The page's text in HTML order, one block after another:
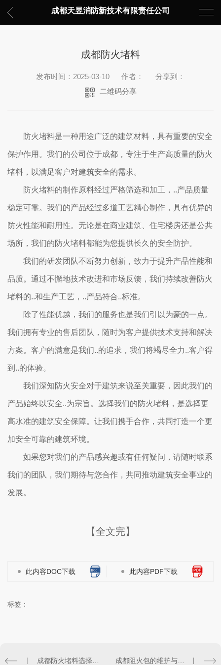
成都天昱消防新技术有限责任公司
成都防火堵料
发布时间：2025-03-10 作者：
分享到：
二维码分享
防火堵料是一种用途广泛的建筑材料，具有重要的安全
保护作用。我们的公司位于成都，专注于生产高质量的防火
堵料，以满足客户对建筑安全的需求。
防火堵料的制作原料经过严格筛选和加工，..产品质量
稳定可靠。我们的产品经过多道工艺精心制作，具有优异的
防火性能和耐用性。无论是在商业建筑、住宅楼房还是公共
场所，我们的防火堵料都能为您提供长久的安全防护。
我们的研发团队不断努力创新，致力于提升产品性能和
品质。通过不懈地技术改进和市场反馈，我们持续改善防火
堵料的..和生产工艺，..产品符合..标准。
除了性能优越，我们的服务也是我们引以为豪的一点。
我们拥有专业的售后团队，随时为客户提供技术支持和解决
方案。客户的满意是我们..的追求，我们将竭尽全力..客户得
到..的体验。
我们深知防火安全对于建筑来说至关重要，因此我们的
产品始终以安全..为宗旨。选择我们的防火堵料，是选择更
高水准的建筑安全保障。让我们携手合作，共同打造一个更
加安全可靠的建筑环境。
如果您对我们的产品感兴趣或有任何疑问，请随时联系
我们的团队，我们期待与您合作，共同推动建筑安全事业的
发展。
【全文完】
此内容DOC下载 此内容PDF下载
标签：